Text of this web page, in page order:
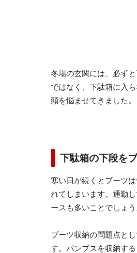
冬場の玄関には、必ず
ではなく、下駄箱に入
頭を悩ませてきました
下駄箱の下段を
寒い日が続くとブーツ
れてしまいます。通勤
ースも多いことでしょ
ブーツ収納の問題点と
す。パンプスを収納す